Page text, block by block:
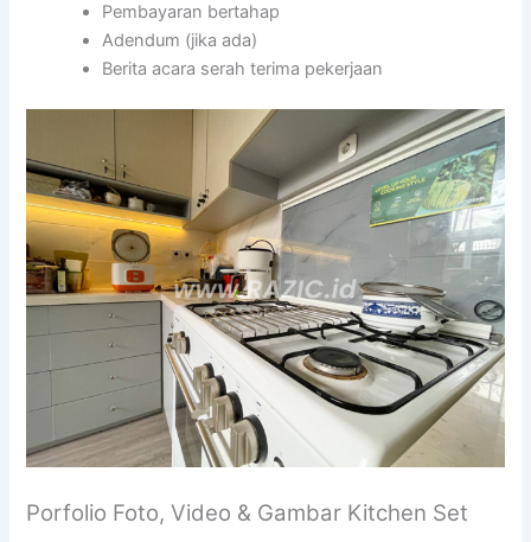
Pembayaran bertahap
Adendum (jika ada)
Berita acara serah terima pekerjaan
Porfolio Foto, Video & Gambar Kitchen Set